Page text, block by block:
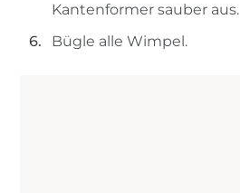
Kantenformer sauber aus.
Bügle alle Wimpel.